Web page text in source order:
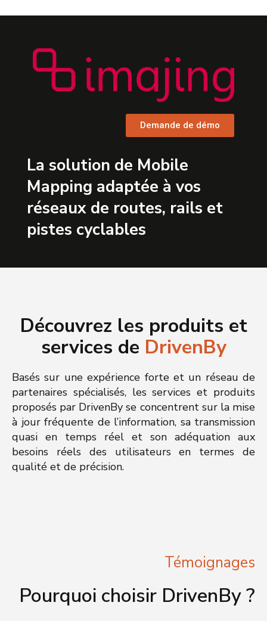
Demande de démo
La solution de Mobile
Mapping adaptée à vos
réseaux de routes, rails et
pistes cyclables
Découvrez les produits et
services de DrivenBy
Basés sur une expérience forte et un réseau de
partenaires spécialisés, les services et produits
proposés par DrivenBy se concentrent sur la mise
à jour fréquente de l’information, sa transmission
quasi en temps réel et son adéquation aux
besoins réels des utilisateurs en termes de
qualité et de précision.
Témoignages
Pourquoi choisir DrivenBy ?